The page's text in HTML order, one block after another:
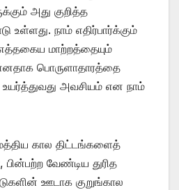
அது குறித்த
உள்ளது. நாம் எதிர்பார்க்கும்
மாற்றத்தையும்
பொருளாதாரத்தை
உயர்த்துவது அவசியம் என நாம்
கால திட்டங்களைத்
பின்பற்ற வேண்டிய துரித
ஊடாக குறுங்கால